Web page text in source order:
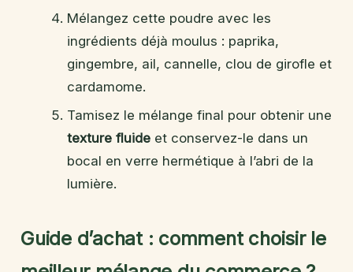
Mélangez cette poudre avec les
ingrédients déjà moulus : paprika,
gingembre, ail, cannelle, clou de girofle et
cardamome.
Tamisez le mélange final pour obtenir une
texture fluideet conservez-le dans un
bocal en verre hermétique à l’abri de la
lumière.
Guide d’achat : comment choisir le